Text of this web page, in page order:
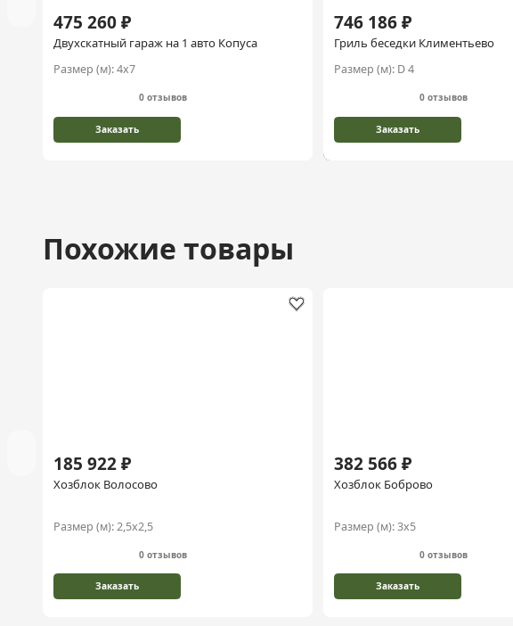
475 260 ₽
Двухскатный гараж на 1 авто Копуса
Размер (м):4х7
0 отзывов
Заказать
746 186 ₽
Гриль беседки Климентьево
Размер (м): D 4
0 отзывов
Заказать
Похожие товары
185 922 ₽
Хозблок Волосово
Размер (м):2,5х2,5
0 отзывов
Заказать
382 566 ₽
Хозблок Боброво
Размер (м):3х5
0 отзывов
Заказать